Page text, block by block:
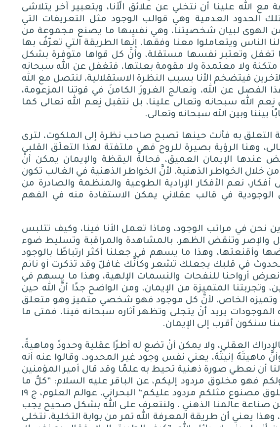
الله علينا أن نتخلي عن علائق الأنا، وبتعبير آخر يتلاشى
الحدود العدمية وهي قوالب الوجود مثل التعريفات التي
من الهوى لبيان شخصيتنا، وهي نفسها ما يصنع مجموعة من
الناس ويتعاملوا معنا وفقها، إنَّها الطريقة التي تعرّفُ بها
ما تغفل وتعتبر نفسها مستقلة، وأنَّ كل قواها متوفرة بشكل
متكئة ولا معتمدة ولا مقومة بعلتها، فتغفل عن الله سبحانه
فيتضخم الأنا بسبب النظرة الاستقلالية، لنتصل مع الله
الفصل عن الله، ونعالج الغرورَ الكامنَ في قوتنا المزعومة،
الله سبحانه وتعالى علينا، بل نتقبل نِعم الله تعالى كما
وبين الله سبحانه وتعالى.
التعلق به فأنت حينها تصبح صاحب نظرة إلى الملكوت، لترى
وهنا الرؤية بصيرة للروح فهي ملتفتة لهذا التعلّق القلبي
عندها الإيمان العميق، فحالةُ اليقظة والإيمان يمكن أنْ
الخواطر الذهنية، لأنَّ الخواطر الذهنية في الغالب تكون
نعم الأفكار الإرادية الطوعية والمنظمة والصادرة من
الوجودية في قالب عقلاني يمكن الاستفادة منه في الفهم
نحن في مراتب الوجود، وماذا تعمل الأنا فينا، وكيف تتلبس
والإصر وتنقض الظهر، بالمشاهدة والمراقبة وتسليط ضوء
وأقنعتها، وهذا ما يسهم في جعلنا أكثر ارتباطًا بالوجود
في قلبك يجعلك تشعر وكأنَّك غافلٌ وقد تذكرت أو نائم
أرواحنا للنفحات والنسمات الإلهية، وهذا ما يسهم في
المتميزة من الإيمان، ومن الواضح جدًا أنَّ الله حين
وتميزه الخاص، لأنَّ كل موجود فهو شخصي متميز وهو متعلق
الموجودات يريد أنْ يتجلى وتظهر آثاره سبحانه فينا، فمتى ما
سنكون أقرب إلى الإيمان.
العقلي، ولا يمكن أنْ تضع له أطرًا عقلية وحدودً وماهيةً،
ماهيتَهُ إنيتُهُ، يعني نفس وجود غير المحدود، وقالوا عنه أنه
لنا أن نعطي صورة ذهنية تحيط به علمًا وقد قال أمير المؤمنين
فهو مخلوق مردود إليكم، عن الباقر عليه السلام: ”كلُّ ما
مصنوع مثلكم مردود عليكم“ البحراني، عوالم العلوم، ج ١٩
صناعة عالمنا الذهني ، ولنتعرف على الله بشكل صحيح يجب
وهذا يعني أن طريقة المعرفة الله تمر من بوابة التخلية، نتخلى